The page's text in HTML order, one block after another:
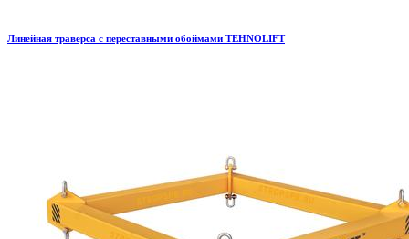
Линейная траверса с переставными обоймами TEHNOLIFT